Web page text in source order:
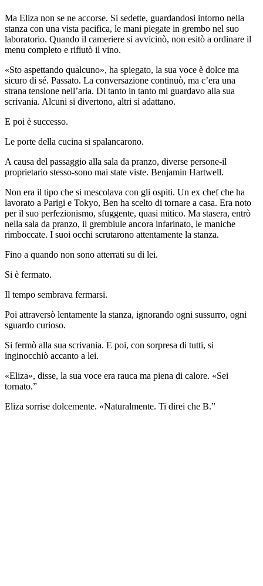
Ma Eliza non se ne accorse. Si sedette, guardandosi intorno nella
stanza con una vista pacifica, le mani piegate in grembo nel suo
laboratorio. Quando il cameriere si avvicinò, non esitò a ordinare il
menu completo e rifiutò il vino.
«Sto aspettando qualcuno», ha spiegato, la sua voce è dolce ma
sicuro di sé. Passato. La conversazione continuò, ma c’era una
strana tensione nell’aria. Di tanto in tanto mi guardavo alla sua
scrivania. Alcuni si divertono, altri si adattano.
E poi è successo.
Le porte della cucina si spalancarono.
A causa del passaggio alla sala da pranzo, diverse persone-il
proprietario stesso-sono mai state viste. Benjamin Hartwell.
Non era il tipo che si mescolava con gli ospiti. Un ex chef che ha
lavorato a Parigi e Tokyo, Ben ha scelto di tornare a casa. Era noto
per il suo perfezionismo, sfuggente, quasi mitico. Ma stasera, entrò
nella sala da pranzo, il grembiule ancora infarinato, le maniche
rimboccate. I suoi occhi scrutarono attentamente la stanza.
Fino a quando non sono atterrati su di lei.
Si è fermato.
Il tempo sembrava fermarsi.
Poi attraversò lentamente la stanza, ignorando ogni sussurro, ogni
sguardo curioso.
Si fermò alla sua scrivania. E poi, con sorpresa di tutti, si
inginocchiò accanto a lei.
«Eliza», disse, la sua voce era rauca ma piena di calore. «Sei
tornato.”
Eliza sorrise dolcemente. «Naturalmente. Ti direi che B.”